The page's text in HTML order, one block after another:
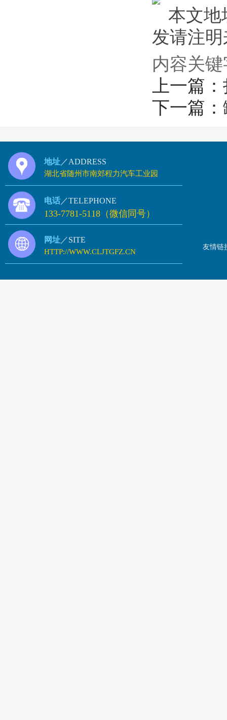
本文地
发请注
内容关
上一篇：
下一篇：
地址 ／ADDRESS
湖北省随州市南郊程力汽车工业园
电话 ／TELEPHONE
133-7781-5118（微信同号）
网址 ／SITE
HTTP://WWW.CLJTGFZ.CN
友情链